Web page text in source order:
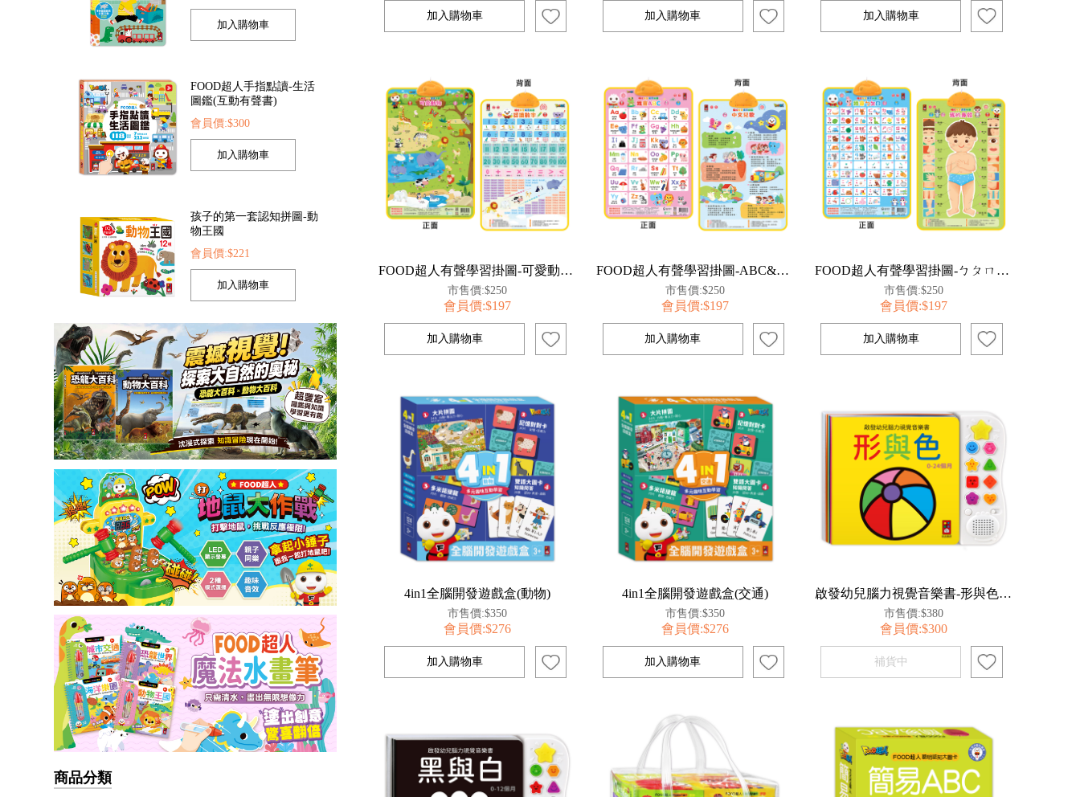
FOOD超人手指點讀-生活
圖鑑(互動有聲書)
會員價:$300
孩子的第一套認知拼圖-動
物王國
會員價:$221
商品分類
FOOD超人有聲學習掛圖-可愛動物&認識數字
市售價:$250
會員價:$197
FOOD超人有聲學習掛圖-ABC&中文兒歌
市售價:$250
會員價:$197
FOOD超人有聲學習掛圖-ㄅㄆㄇ&我的身體
市售價:$250
會員價:$197
4in1全腦開發遊戲盒(動物)
市售價:$350
會員價:$276
4in1全腦開發遊戲盒(交通)
市售價:$350
會員價:$276
啟發幼兒腦力視覺音樂書-形與色*新版
市售價:$380
會員價:$300